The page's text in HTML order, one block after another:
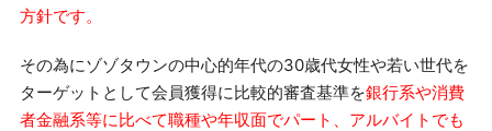
方針です。
その為にゾゾタウンの中心的年代の30歳代女性や若い世代を
ターゲットとして会員獲得に比較的審査基準を銀行系や消費
者金融系等に比べて職種や年収面でパート、アルバイトでも